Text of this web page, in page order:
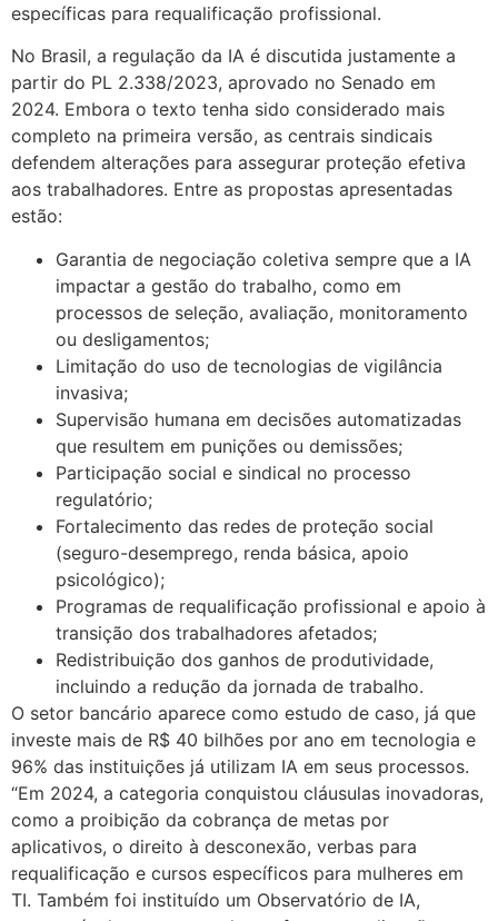
específicas para requalificação profissional.
No Brasil, a regulação da IA é discutida justamente a
partir do PL 2.338/2023, aprovado no Senado em
2024. Embora o texto tenha sido considerado mais
completo na primeira versão, as centrais sindicais
defendem alterações para assegurar proteção efetiva
aos trabalhadores. Entre as propostas apresentadas
estão:
Garantia de negociação coletiva sempre que a IA
impactar a gestão do trabalho, como em
processos de seleção, avaliação, monitoramento
ou desligamentos;
Limitação do uso de tecnologias de vigilância
invasiva;
Supervisão humana em decisões automatizadas
que resultem em punições ou demissões;
Participação social e sindical no processo
regulatório;
Fortalecimento das redes de proteção social
(seguro-desemprego, renda básica, apoio
psicológico);
Programas de requalificação profissional e apoio à
transição dos trabalhadores afetados;
Redistribuição dos ganhos de produtividade,
incluindo a redução da jornada de trabalho.
O setor bancário aparece como estudo de caso, já que
investe mais de R$ 40 bilhões por ano em tecnologia e
96% das instituições já utilizam IA em seus processos.
“Em 2024, a categoria conquistou cláusulas inovadoras,
como a proibição da cobrança de metas por
aplicativos, o direito à desconexão, verbas para
requalificação e cursos específicos para mulheres em
TI. Também foi instituído um Observatório de IA,